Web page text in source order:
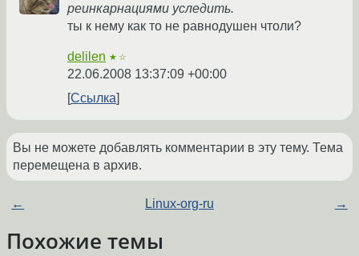
реинкарнациями уследить.
ты к нему как то не равнодушен чтоли?
delilen ★☆
22.06.2008 13:37:09 +00:00
Ссылка
Вы не можете добавлять комментарии в эту тему. Тема
перемещена в архив.
← Linux-org-ru →
Похожие темы